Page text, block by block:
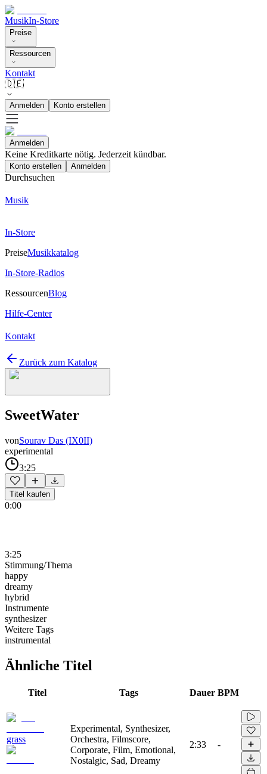
MusikIn-Store
Preise
Ressourcen
Kontakt
🇩🇪
Anmelden Konto erstellen
Anmelden
Keine Kreditkarte nötig. Jederzeit kündbar.
Konto erstellen Anmelden
Durchsuchen
Musik
In-Store
PreiseMusikkatalog
In-Store-Radios
RessourcenBlog
Hilfe-Center
Kontakt
Zurück zum Katalog
SweetWater
vonSourav Das (IX0II)
experimental
3:25
Titel kaufen
0:00
3:25
Stimmung/Thema
happy
dreamy
hybrid
Instrumente
synthesizer
Weitere Tags
instrumental
Ähnliche Titel
Titel Tags Dauer BPM
grass
Experimental, Synthesizer,
Orchestra, Filmscore,
Corporate, Film, Emotional,
Nostalgic, Sad, Dreamy
2:33 -